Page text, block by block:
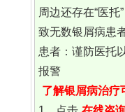
周边还存在“医
致无数银屑病患
患者：谨防医托
报警
了解银屑病治疗